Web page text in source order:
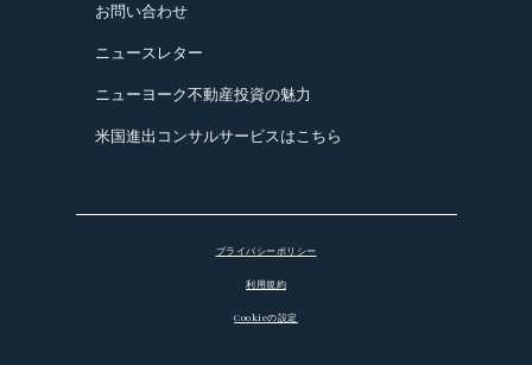
お問い合わせ
ニュースレター
ニューヨーク不動産投資の魅力
米国進出コンサルサービスはこちら
プライバシーポリシー
利用規約
Cookieの設定